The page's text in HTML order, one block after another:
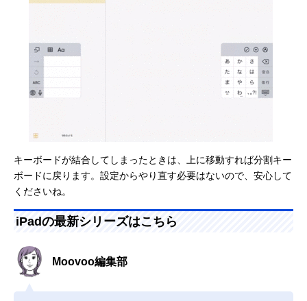
キーボードが結合してしまったときは、上に移動すれば分割キー
ボードに戻ります。設定からやり直す必要はないので、安心して
くださいね。
iPadの最新シリーズはこちら
Moovoo編集部